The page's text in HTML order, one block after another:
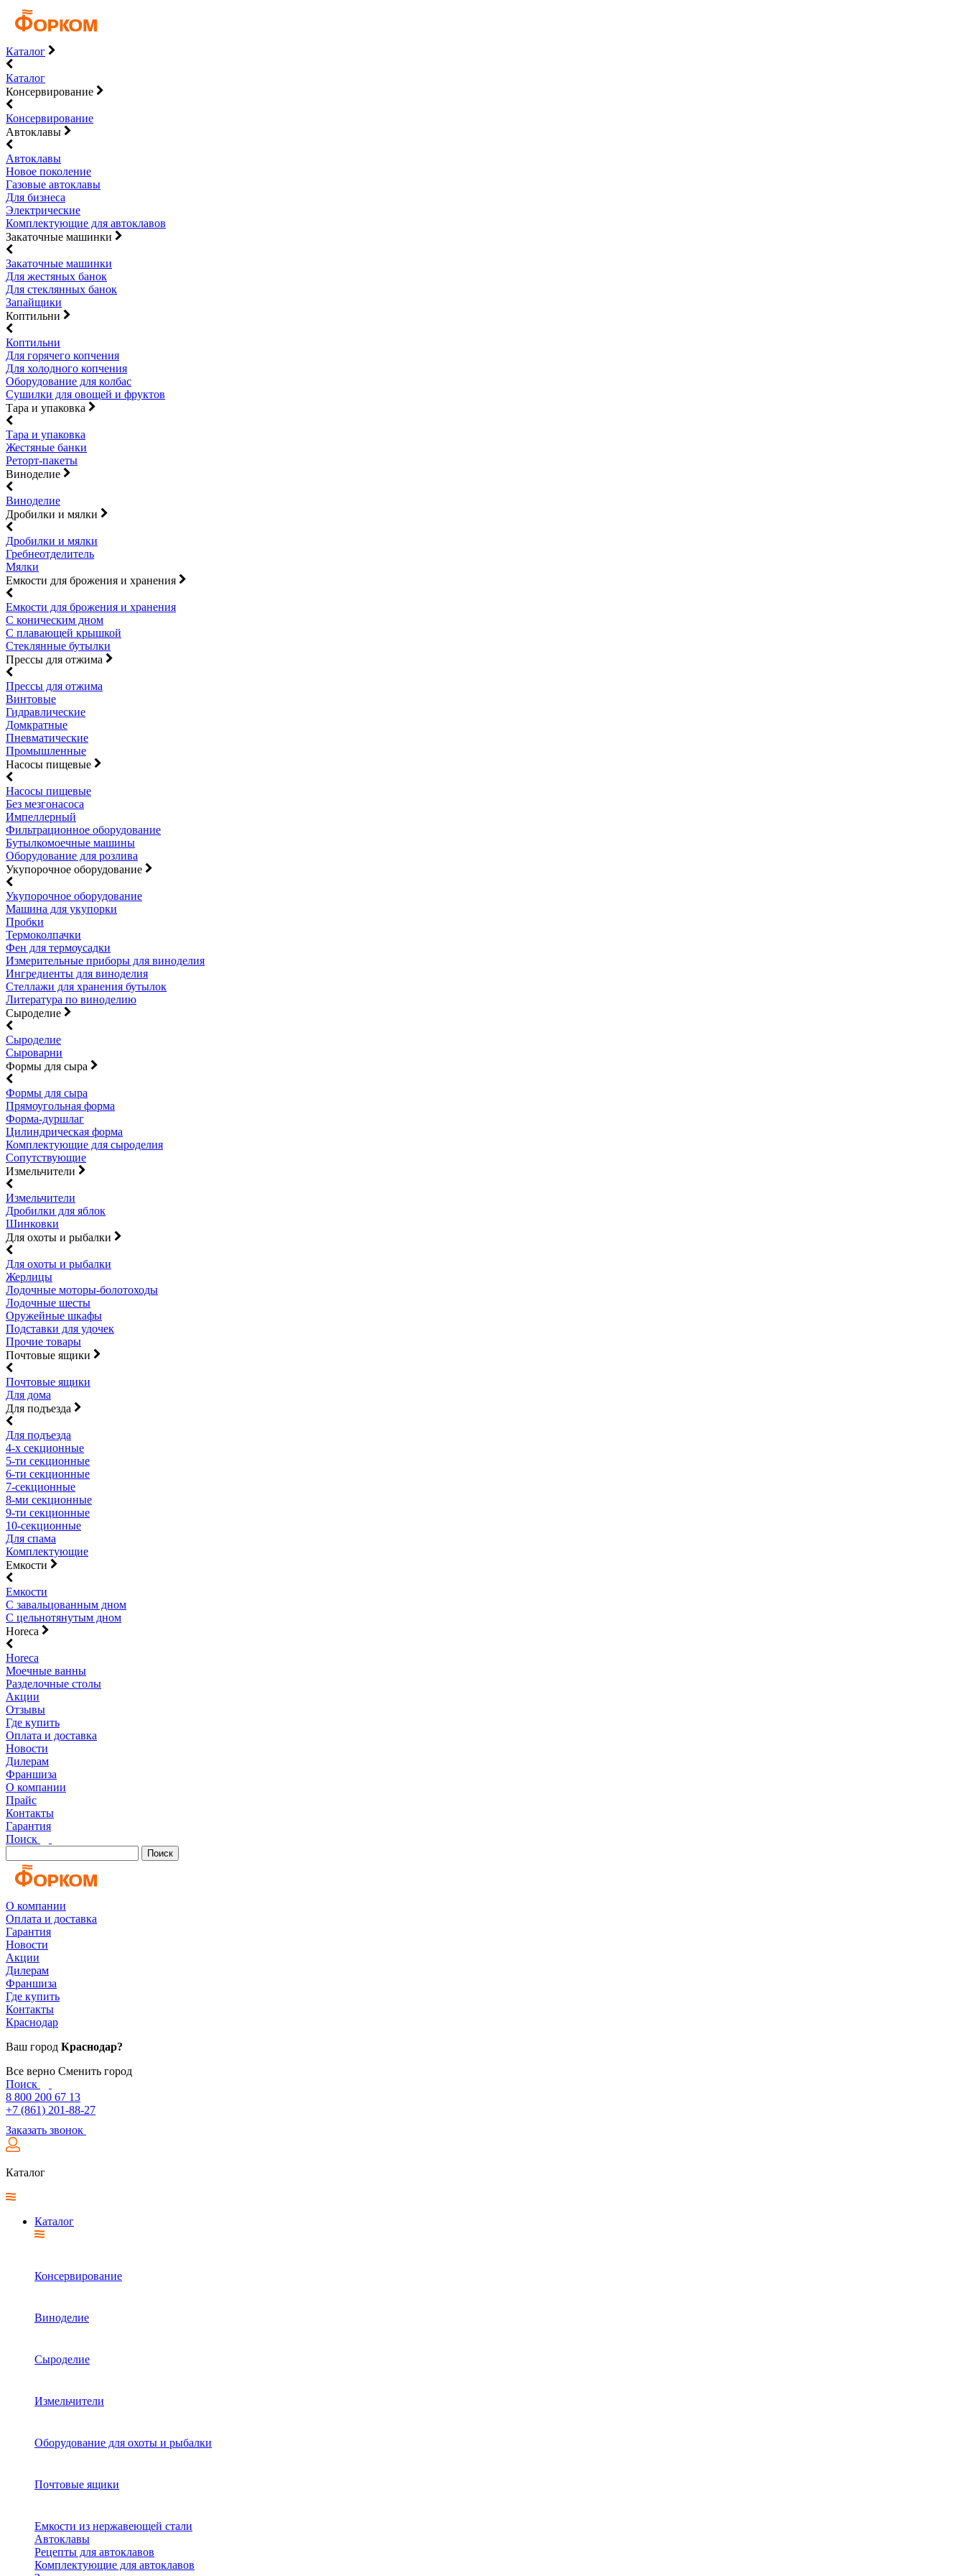
Каталог
Каталог
Консервирование
Консервирование
Автоклавы
Автоклавы
Новое поколение
Газовые автоклавы
Для бизнеса
Электрические
Комплектующие для автоклавов
Закаточные машинки
Закаточные машинки
Для жестяных банок
Для стеклянных банок
Запайщики
Коптильни
Коптильни
Для горячего копчения
Для холодного копчения
Оборудование для колбас
Сушилки для овощей и фруктов
Тара и упаковка
Тара и упаковка
Жестяные банки
Реторт-пакеты
Виноделие
Виноделие
Дробилки и мялки
Дробилки и мялки
Гребнеотделитель
Мялки
Емкости для брожения и хранения
Емкости для брожения и хранения
С коническим дном
С плавающей крышкой
Стеклянные бутылки
Прессы для отжима
Прессы для отжима
Винтовые
Гидравлические
Домкратные
Пневматические
Промышленные
Насосы пищевые
Насосы пищевые
Без мезгонасоса
Импеллерный
Фильтрационное оборудование
Бутылкомоечные машины
Оборудование для розлива
Укупорочное оборудование
Укупорочное оборудование
Машина для укупорки
Пробки
Термоколпачки
Фен для термоусадки
Измерительные приборы для виноделия
Ингредиенты для виноделия
Стеллажи для хранения бутылок
Литература по виноделию
Сыроделие
Сыроделие
Сыроварни
Формы для сыра
Формы для сыра
Прямоугольная форма
Форма-дуршлаг
Цилиндрическая форма
Комплектующие для сыроделия
Сопутствующие
Измельчители
Измельчители
Дробилки для яблок
Шинковки
Для охоты и рыбалки
Для охоты и рыбалки
Жерлицы
Лодочные моторы-болотоходы
Лодочные шесты
Оружейные шкафы
Подставки для удочек
Прочие товары
Почтовые ящики
Почтовые ящики
Для дома
Для подъезда
Для подъезда
4-х секционные
5-ти секционные
6-ти секционные
7-секционные
8-ми секционные
9-ти секционные
10-секционные
Для спама
Комплектующие
Емкости
Емкости
С завальцованным дном
С цельнотянутым дном
Horeca
Horeca
Моечные ванны
Разделочные столы
Акции
Отзывы
Где купить
Оплата и доставка
Новости
Дилерам
Франшиза
О компании
Прайс
Контакты
Гарантия
Поиск
Поиск
О компании
Оплата и доставка
Гарантия
Новости
Акции
Дилерам
Франшиза
Где купить
Контакты
Краснодар
Ваш город Краснодар?
Все верно Сменить город
Поиск
8 800 200 67 13
+7 (861) 201-88-27
Заказать звонок
Каталог
Каталог
Консервирование
Виноделие
Сыроделие
Измельчители
Оборудование для охоты и рыбалки
Почтовые ящики
Емкости из нержавеющей стали
Автоклавы
Рецепты для автоклавов
Комплектующие для автоклавов